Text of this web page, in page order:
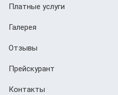
Платные услуги
Галерея
Отзывы
Прейскурант
Контакты